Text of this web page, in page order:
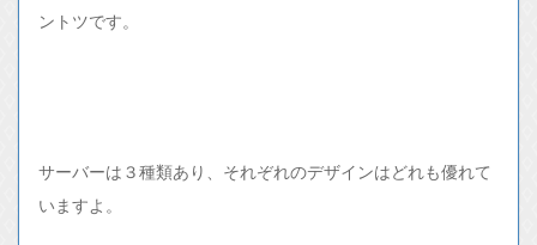
ントツです。
サーバーは３種類あり、それぞれのデザインはどれも優れて
いますよ。